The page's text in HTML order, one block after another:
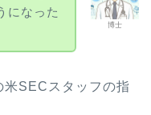
博士
になった
SECスタッフの指